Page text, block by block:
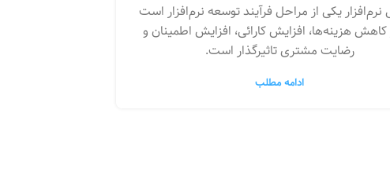
یکی از مراحل فرآیند توسعه نرم‌افزار است
هزینه‌ها، افزایش کارائی، افزایش اطمینان و
رضایت مشتری تاثیرگذار است.
ادامه مطلب